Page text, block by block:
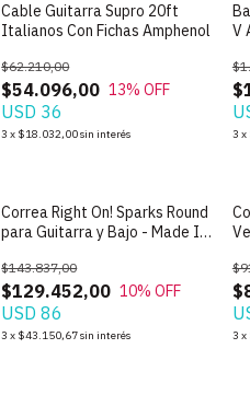
Cable Guitarra Supro 20ft
Italianos Con Fichas Amphenol
$54.096,00
$62.210,00
13% OFF
USD 36
3 x $18.032,00sin interés
V
3 x
Correa Right On! Sparks Round
para Guitarra y Bajo - Made In
$129.452,00
$143.837,00
10% OFF
USD 86
3 x $43.150,67sin interés 3 x